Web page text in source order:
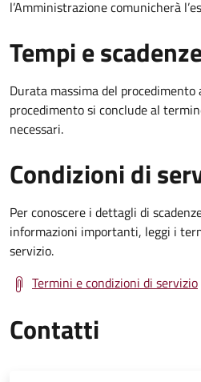
l’Amministrazione comunicherà
Tempi e
Durata massima del
procedimento si conclude al
necessari.
Condizioni di
Per conoscere i dettagli di
informazioni importanti, leggi i
servizio.
Termini e condizioni di servizio
Contatti